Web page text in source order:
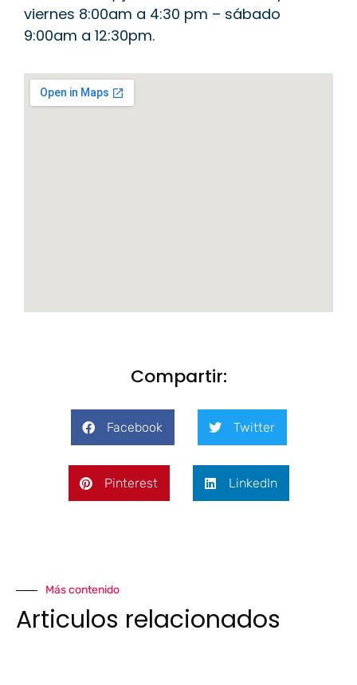
viernes 8:00am a 4:30 pm – sábado
9:00am a 12:30pm.
Compartir:
Facebook Twitter
Pinterest LinkedIn
Más contenido
Articulos relacionados